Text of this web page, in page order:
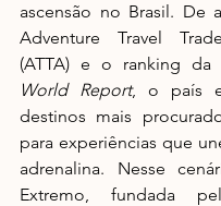
ascensão no Brasil. De
Adventure Travel
(ATTA) e o ranking da
World Report, o país
destinos mais
para experiências que
adrenalina. Nesse
Extremo, fundada